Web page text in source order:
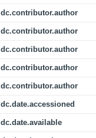
dc.contributor.author
dc.contributor.author
dc.contributor.author
dc.contributor.author
dc.contributor.author
dc.date.accessioned
dc.date.available